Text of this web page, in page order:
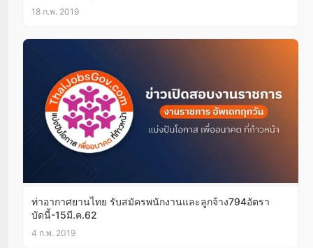
18 ก.พ. 2019
ท่าอากาศยานไทย รับสมัครพนักงานและลูกจ้าง794อัตรา
บัดนี้-15มี.ค.62
4 ก.พ. 2019